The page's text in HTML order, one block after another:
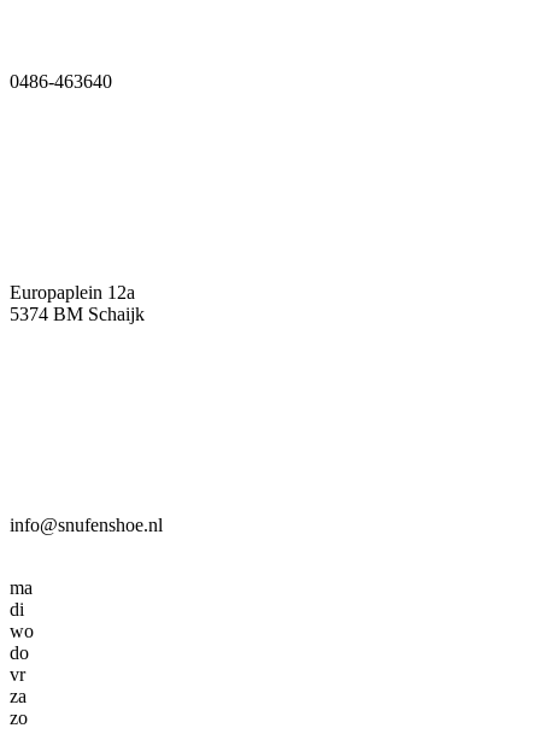
0486-463640
Europaplein 12a
5374 BM Schaijk
info@snufenshoe.nl
ma
di
wo
do
vr
za
zo